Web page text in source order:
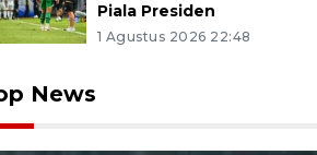
Piala Presiden
1 Agustus 2026 22:48
News